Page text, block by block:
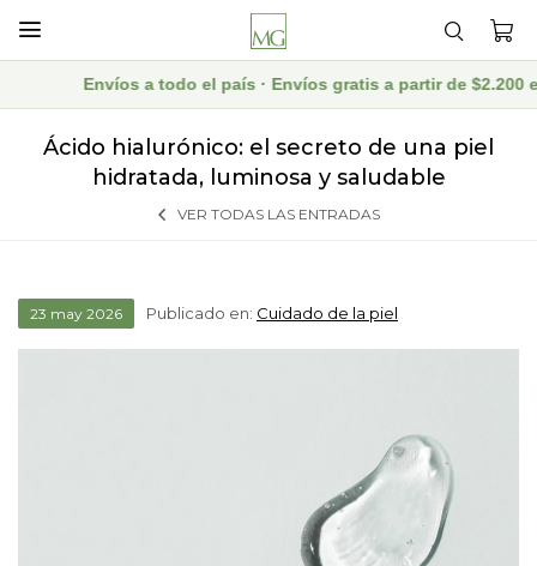

Envíos a todo el país · Envíos gratis a partir de $2.200 en
Ácido hialurónico: el secreto de una piel
hidratada, luminosa y saludable
VER TODAS LAS ENTRADAS
23 may 2026 Publicado en: Cuidado de la piel